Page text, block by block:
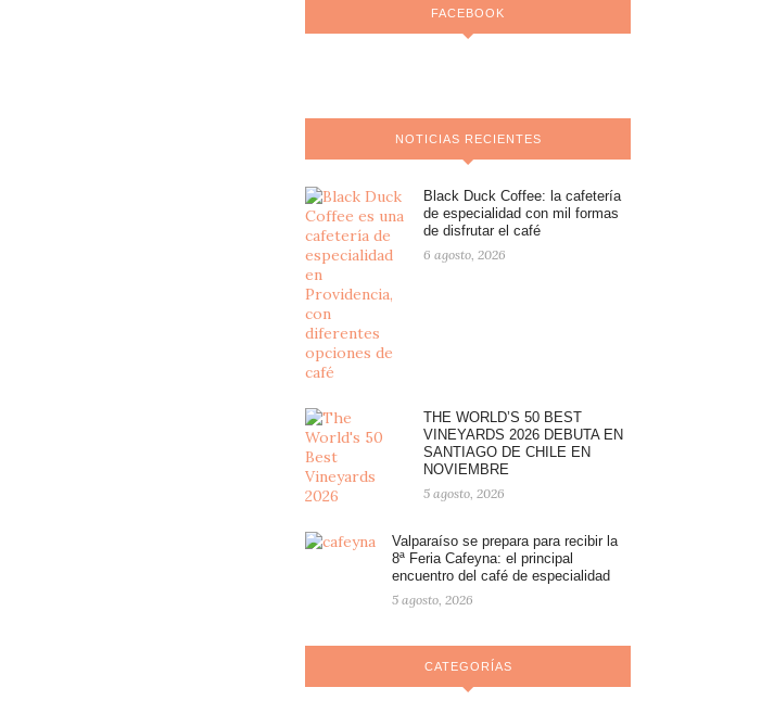
FACEBOOK
NOTICIAS RECIENTES
Black Duck Coffee: la cafetería
de especialidad con mil formas
de disfrutar el café
6 agosto, 2026
THE WORLD’S 50 BEST
VINEYARDS 2026 DEBUTA EN
SANTIAGO DE CHILE EN
NOVIEMBRE
5 agosto, 2026
Valparaíso se prepara para recibir la
8ª Feria Cafeyna: el principal
encuentro del café de especialidad
5 agosto, 2026
CATEGORÍAS